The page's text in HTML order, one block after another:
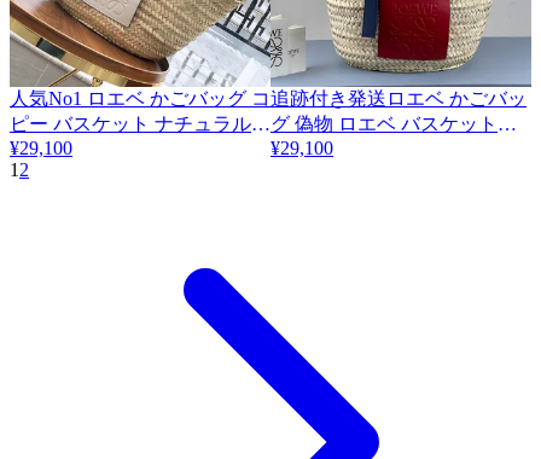
人気No1 ロエベ かごバッグ コ
ピー バスケット ナチュラル/
ホワイト 数量限定版
32702S92
¥29,100
追跡付き発送ロエベ かごバッ
グ 偽物 ロエベ バスケットキ
ャリーバッグ スモール
¥29,100
1 2